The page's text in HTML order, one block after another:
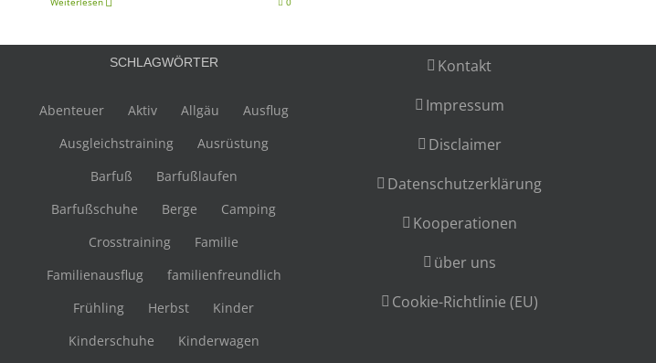
SCHLAGWÖRTER
Abenteuer Aktiv Allgäu
Ausflug
Ausgleichstraining
Ausrüstung
Barfuß
Barfußlaufen
Barfußschuhe
Berge
Camping
Crosstraining
Familie
Familienausflug
familienfreundlich
Frühling
Herbst
Kinder
Kinderschuhe
Kinderwagen
Kontakt
Impressum
Disclaimer
Datenschutzerklärung
Kooperationen
über uns
Cookie-Richtlinie (EU)